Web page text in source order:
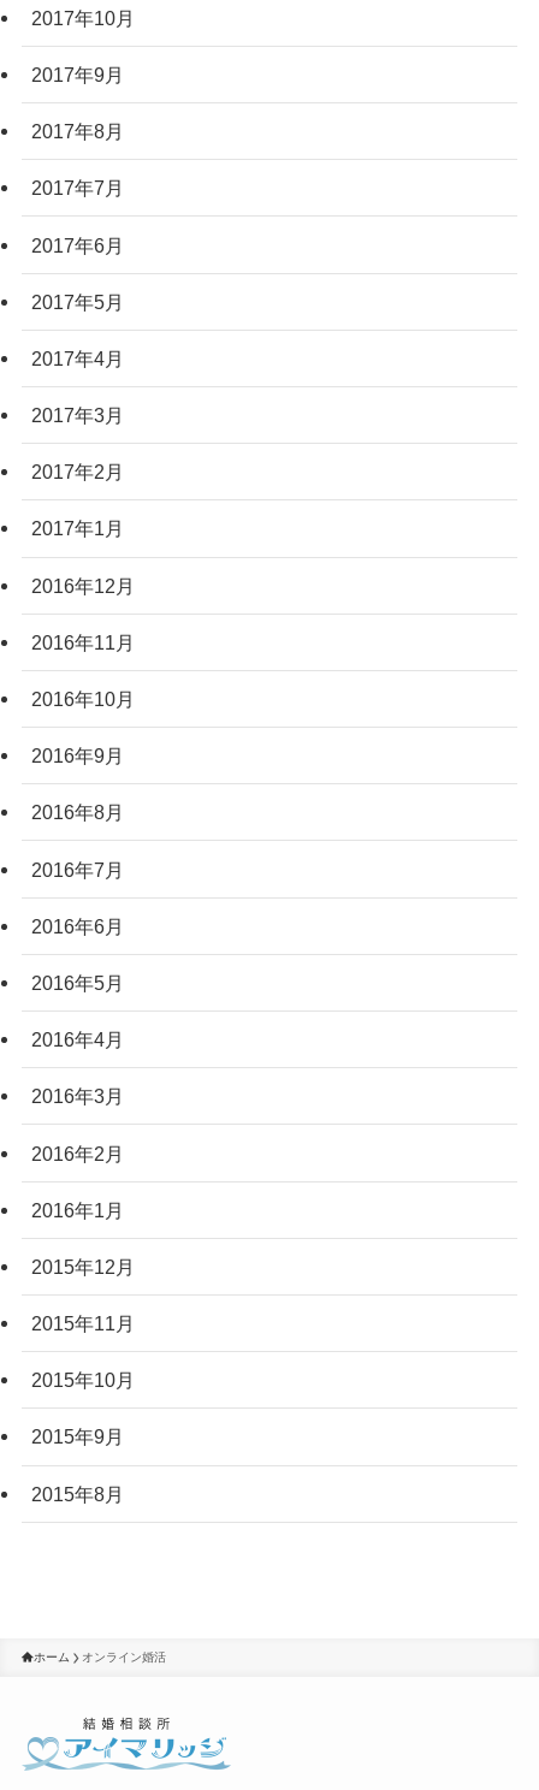
2017年10月
2017年9月
2017年8月
2017年7月
2017年6月
2017年5月
2017年4月
2017年3月
2017年2月
2017年1月
2016年12月
2016年11月
2016年10月
2016年9月
2016年8月
2016年7月
2016年6月
2016年5月
2016年4月
2016年3月
2016年2月
2016年1月
2015年12月
2015年11月
2015年10月
2015年9月
2015年8月
ホーム オンライン婚活